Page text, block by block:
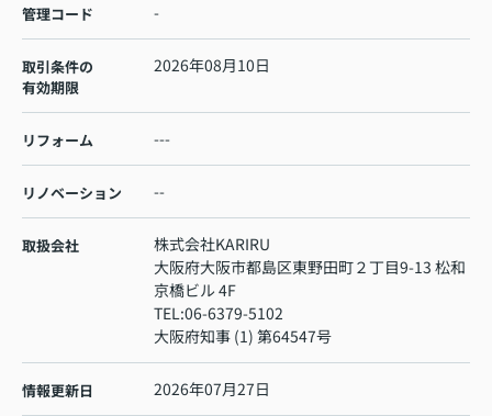
管理コード -
取引条件の
有効期限
2026年08月10日
リフォーム ---
リノベーション --
取扱会社
株式会社KARIRU
大阪府大阪市都島区東野田町２丁目9-13 松和
京橋ビル 4F
TEL:06-6379-5102
大阪府知事 (1) 第64547号
情報更新日 2026年07月27日